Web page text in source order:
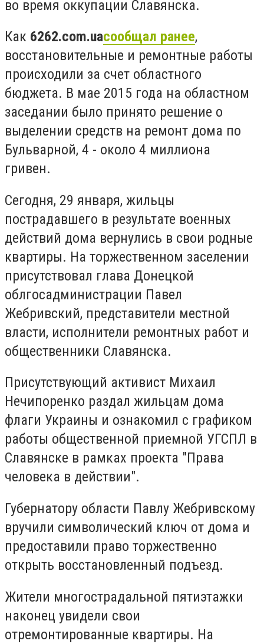
во время оккупации Славянска.
Как 6262.com.uaсообщал ранее,
восстановительные и ремонтные работы
происходили за счет областного
бюджета. В мае 2015 года на областном
заседании было принято решение о
выделении средств на ремонт дома по
Бульварной, 4 - около 4 миллиона
гривен.
Сегодня, 29 января, жильцы
пострадавшего в результате военных
действий дома вернулись в свои родные
квартиры. На торжественном заселении
присутствовал глава Донецкой
облгосадминистрации Павел
Жебривский, представители местной
власти, исполнители ремонтных работ и
общественники Славянска.
Присутствующий активист Михаил
Нечипоренко раздал жильцам дома
флаги Украины и ознакомил с графиком
работы общественной приемной УГСПЛ в
Славянске в рамках проекта "Права
человека в действии".
Губернатору области Павлу Жебривскому
вручили символический ключ от дома и
предоставили право торжественно
открыть восстановленный подъезд.
Жители многострадальной пятиэтажки
наконец увидели свои
отремонтированные квартиры. На